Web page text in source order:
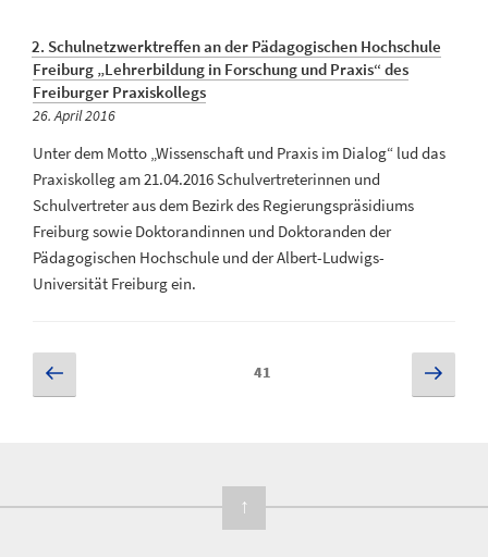
2. Schulnetzwerktreffen an der Pädagogischen Hochschule
Freiburg „Lehrerbildung in Forschung und Praxis“ des
Freiburger Praxiskollegs
Veröffentlicht
26. April 2016
Unter dem Motto „Wissenschaft und Praxis im Dialog“ lud das
Praxiskolleg am 21.04.2016 Schulvertreterinnen und
Schulvertreter aus dem Bezirk des Regierungspräsidiums
Freiburg sowie Doktorandinnen und Doktoranden der
Pädagogischen Hochschule und der Albert-Ludwigs-
Universität Freiburg ein.
Vorherige
Seite
Seite41
Seite
↑